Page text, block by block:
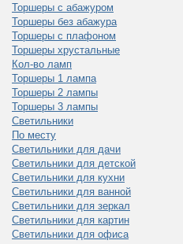
Торшеры с абажуром
Торшеры без абажура
Торшеры с плафоном
Торшеры хрустальные
Кол-во ламп
Торшеры 1 лампа
Торшеры 2 лампы
Торшеры 3 лампы
Светильники
По месту
Светильники для дачи
Светильники для детской
Светильники для кухни
Светильники для ванной
Светильники для зеркал
Светильники для картин
Светильники для офиса